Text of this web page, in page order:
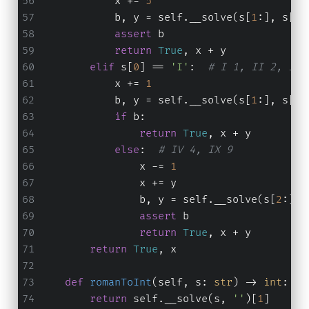
            b, y = self.__solve(s[
1 :], s[
assert b
return True , x + y
elif s[0] == 'I' :
# I 1, II 2, III
            x +=
1
            b, y = self.__solve(s[
1 :], s[
if b:
return True , x + y
else :
# IV 4, IX 9
                x -=
1
                x += y
                b, y = self.__solve(s[
2 :],
assert b
return True , x + y
return True , x
def romanToInt( self, s: str ) -> int :
return self.__solve(s, '' )[ 1]